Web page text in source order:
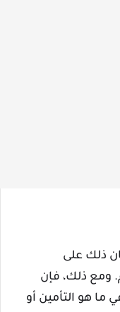
ذلك على
ومع ذلك، فإن
ما هو التأمين أو